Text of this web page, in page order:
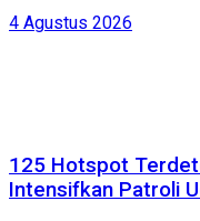
4 Agustus 2026
125 Hotspot
Intensifkan Patroli